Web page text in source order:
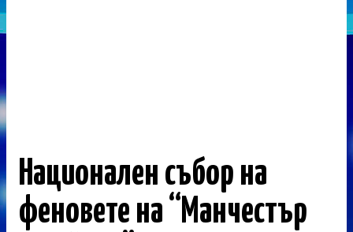
Национален събор на
феновете на “Манчестър